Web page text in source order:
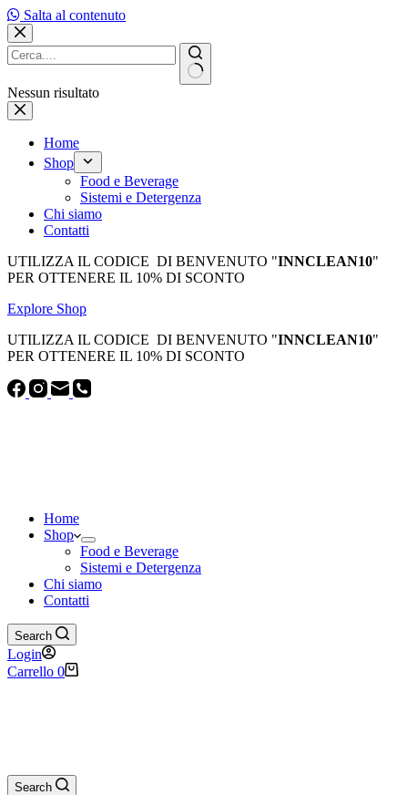
Salta al contenuto
Nessun risultato
Home
Shop
Food e Beverage
Sistemi e Detergenza
Chi siamo
Contatti
UTILIZZA IL CODICE DI BENVENUTO "INNCLEAN10"
PER OTTENERE IL 10% DI SCONTO
Explore Shop
UTILIZZA IL CODICE DI BENVENUTO "INNCLEAN10"
PER OTTENERE IL 10% DI SCONTO
Home
Shop
Food e Beverage
Sistemi e Detergenza
Chi siamo
Contatti
Search
Login
Carrello 0
Search